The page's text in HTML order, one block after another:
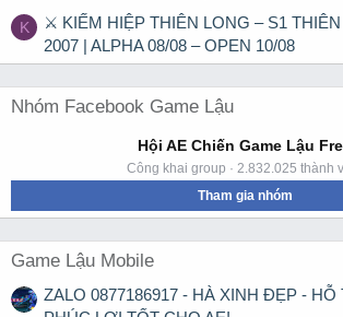
K
⚔ KIẾM HIỆP THIÊN LONG – S1
2007 | ALPHA 08/08 – OPEN 10/08
Nhóm Facebook Game Lậu
Hội AE Chiến Game Lậu
Công khai group · 2.832.025 thành
Tham gia nhóm
Game Lậu Mobile
ZALO 0877186917 - HÀ XINH ĐẸP - HỖ